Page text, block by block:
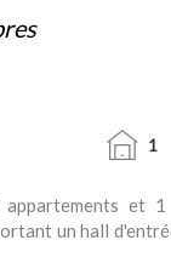
1
et
un hall